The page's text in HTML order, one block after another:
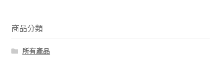
商品分類
所有產品